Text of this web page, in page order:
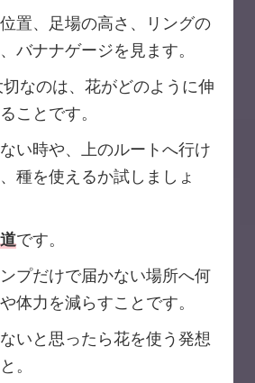
置、足場の高さ、リングの
バナナゲージを見ます。
なのは、花がどのように伸
ことです。
い時や、上のルートへ行け
種を使えるか試しましょ
です。
プだけで届かない場所へ何
体力を減らすことです。
いと思ったら花を使う発想
。